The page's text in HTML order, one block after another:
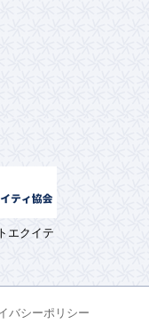
エクイテ
バシーポリシー